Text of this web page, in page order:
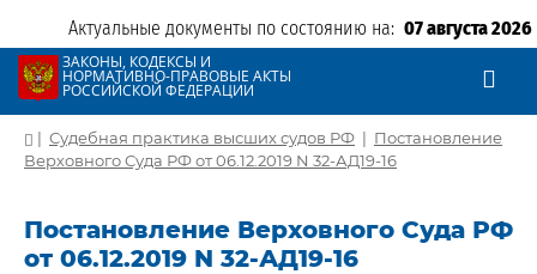
Актуальные документы по состоянию на: 07 августа 2026
ЗАКОНЫ, КОДЕКСЫ И
НОРМАТИВНО-ПРАВОВЫЕ АКТЫ
РОССИЙСКОЙ ФЕДЕРАЦИИ
| Судебная практика высших судов РФ | Постановление
Верховного Суда РФ от 06.12.2019 N 32-АД19-16
Постановление Верховного Суда РФ
от 06.12.2019 N 32-АД19-16